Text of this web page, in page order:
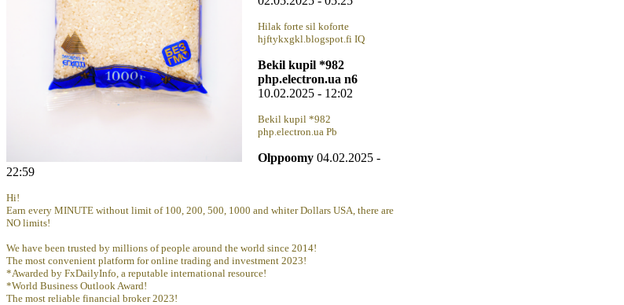
Hilak forte sil koforte
hjftykxgkl.blogspot.fi IQ
Bekil kupil *982
php.electron.ua n6
10.02.2025 - 12:02
Bekil kupil *982
php.electron.ua Pb
Olppoomy 04.02.2025 -
22:59
Hi!
Earn every MINUTE without limit of 100, 200, 500, 1000 and whiter Dollars USA, there are
NO limits!
We have been trusted by millions of people around the world since 2014!
The most convenient platform for online trading and investment 2023!
*Awarded by FxDailyInfo, a reputable international resource!
*World Business Outlook Award!
The most reliable financial broker 2023!